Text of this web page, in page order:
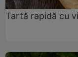
Tartă rapidă cu